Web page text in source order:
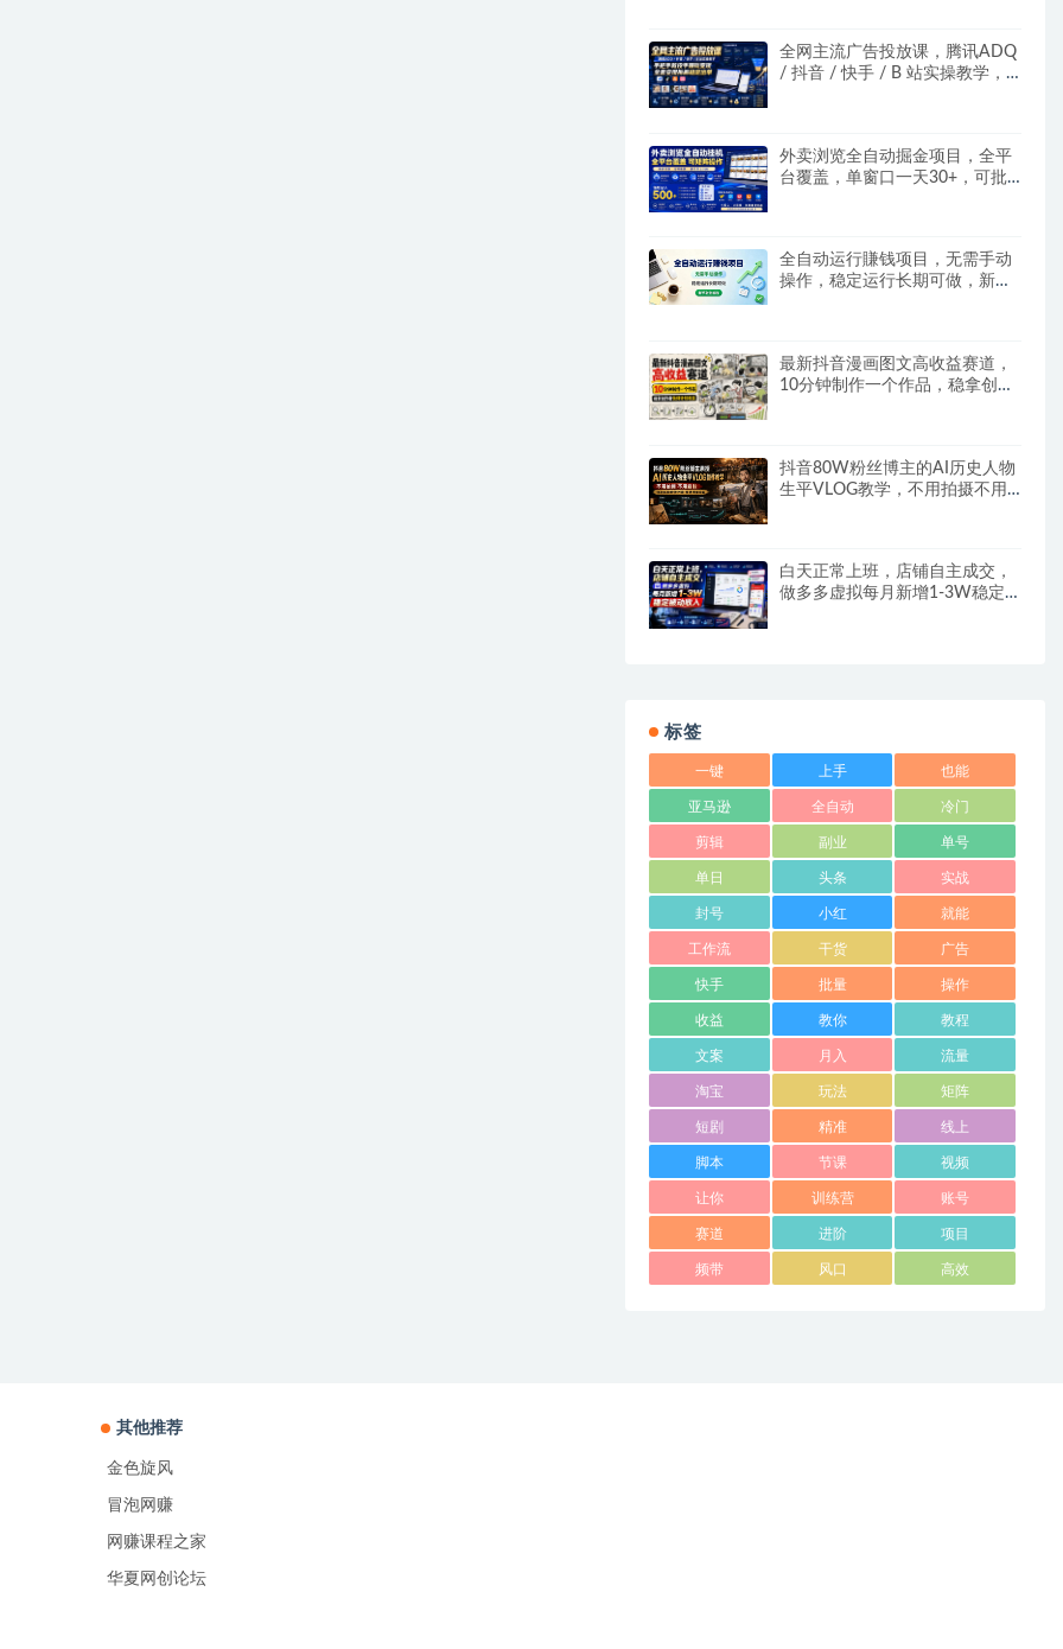
全网主流广告投放课，腾讯ADQ
/ 抖音 / 快手 / B 站实操教学，
外卖浏览全自动掘金项目，全平
台覆盖，单窗口一天30+，可批
全自动运行賺钱项目，无需手动
操作，稳定运行长期可做，新手
最新抖音漫画图文高收益赛道，
10分钟制作一个作品，稳拿创作
抖音80W粉丝博主的AI历史人物
生平VLOG教学，不用拍摄不用
白天正常上班，店铺自主成交，
做多多虚拟每月新增1-3W稳定
标签
一键 上手 也能
亚马逊 全自动 冷门
剪辑 副业 单号
单日 头条 实战
封号 小红 就能
工作流 干货 广告
快手 批量 操作
收益 教你 教程
文案 月入 流量
淘宝 玩法 矩阵
短剧 精准 线上
脚本 节课 视频
让你 训练营 账号
赛道 进阶 项目
频带 风口 高效
其他推荐
金色旋风
冒泡网赚
网赚课程之家
华夏网创论坛